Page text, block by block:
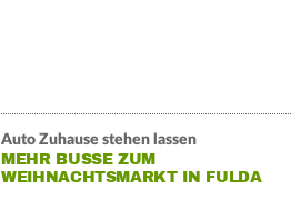
Auto Zuhause stehen lassen
MEHR BUSSE ZUM
WEIHNACHTSMARKT IN FULDA